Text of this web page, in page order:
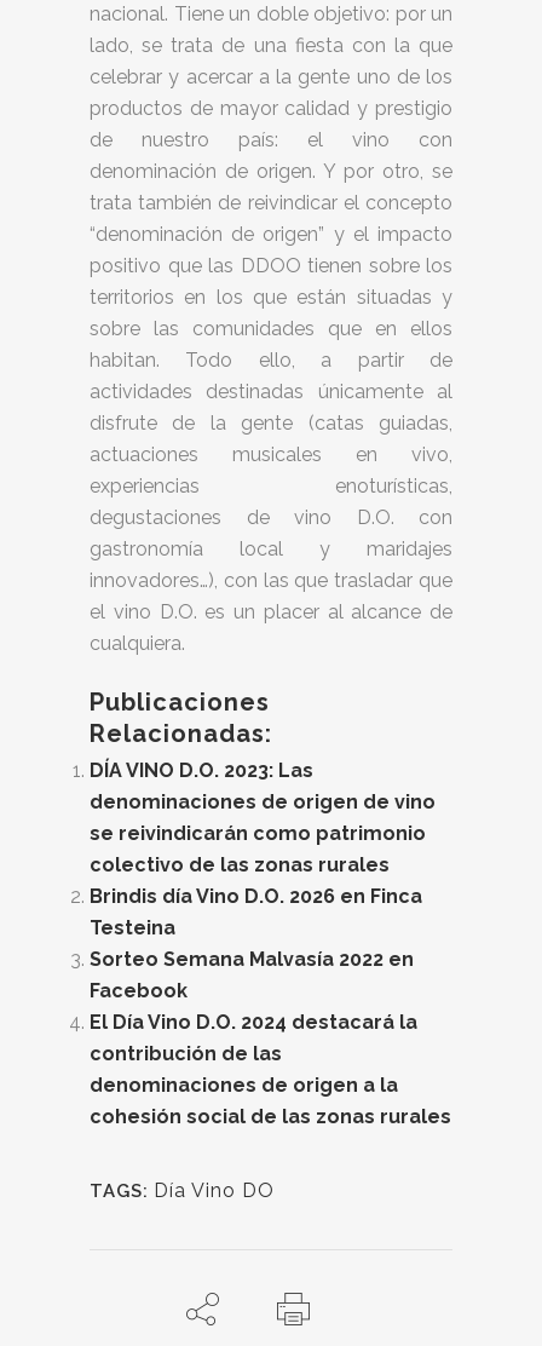
nacional. Tiene un doble objetivo: por un
lado, se trata de una fiesta con la que
celebrar y acercar a la gente uno de los
productos de mayor calidad y prestigio
de nuestro país: el vino con
denominación de origen. Y por otro, se
trata también de reivindicar el concepto
“denominación de origen” y el impacto
positivo que las DDOO tienen sobre los
territorios en los que están situadas y
sobre las comunidades que en ellos
habitan. Todo ello, a partir de
actividades destinadas únicamente al
disfrute de la gente (catas guiadas,
actuaciones musicales en vivo,
experiencias enoturísticas,
degustaciones de vino D.O. con
gastronomía local y maridajes
innovadores…), con las que trasladar que
el vino D.O. es un placer al alcance de
cualquiera.
Publicaciones
Relacionadas:
DÍA VINO D.O. 2023: Las
denominaciones de origen de vino
se reivindicarán como patrimonio
colectivo de las zonas rurales
Brindis día Vino D.O. 2026 en Finca
Testeina
Sorteo Semana Malvasía 2022 en
Facebook
El Día Vino D.O. 2024 destacará la
contribución de las
denominaciones de origen a la
cohesión social de las zonas rurales
TAGS: Día Vino DO